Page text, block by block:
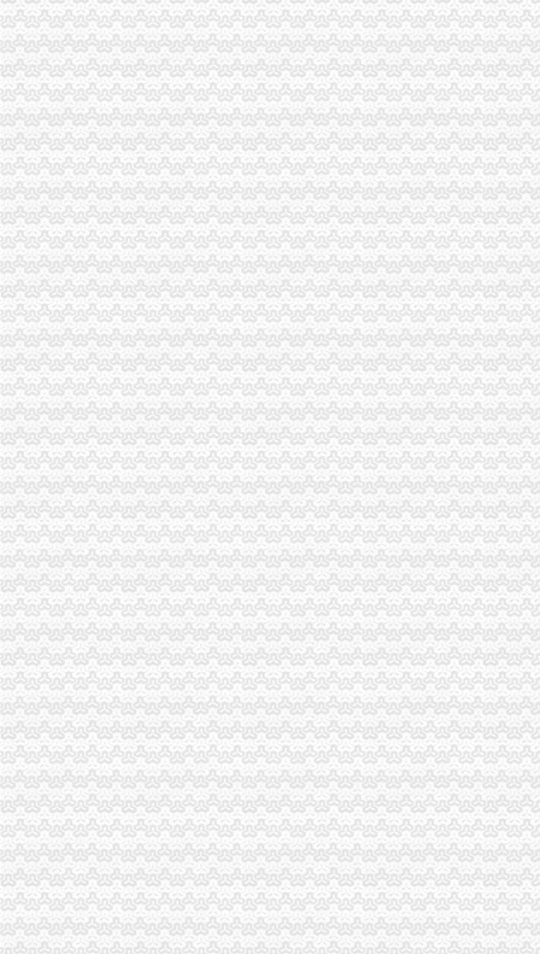
越南铁矿石_越南铁矿石进口清关服务、上海进口清关公司、海关推荐
深圳机场海关清关代理找哪家？|诺金报关公司-11经验深圳报关行
重庆报关公司
重庆三方报关有限公司报关员工资待遇（共1人分享）-职业圈
重庆三方报关有限公司--页
重庆进出口公司
重庆玖佰进出口有限公司
重庆蕾碧进出口贸易有限公司
出口许可证
货物出口许可证管理办法-
货物出口许可证管理办法
注册出口贸易公司
2008年注册的深圳市进出口贸易公司转让-家在深圳
注册进出口贸易公司的低注册资金-工商注册-香港瑞丰会计事务所
如何注册外贸公司
宝安注册外贸公司需要多长时间？办理外贸公司工商注册具体流程_深
2017如何注册一个外贸公司
外贸公司注册流程
宁波装饰公司注册流程、注册宁波外贸公司费用_一路发发B2B电子商
【佛山进出口公司注册_进出口公司注册流程_进出口公司注册代理】-
外贸公司注册资金
武汉外贸公司注册【价格,品牌,供应商】-中国制造网,武汉网通知
外贸公司注册的流程
外贸公司注册条件
易经济合作部关于调整企业申请进出口经营权的资格条件及加后期
【昆明贸易公司注册_贸易公司注册条件_国际贸易公司注册】-昆明赶
重庆代办外贸公司
中国制造,重庆外贸进出口代理商贸销售纺织品生产厂家,重庆外贸进
重庆江北区外贸公司增资代办_第1页_重庆焦点_媒体_西祠胡同
外贸公司注册要求
南京浦口外贸公司注册需要多少钱-数字英才
国际贸易公司注册的条件_律咨询百科_找网
外贸公司注册
新街口注册外贸公司安全有保障-商务服务-中国金属新闻网
2016南注册外贸公司注册资本多少好-南财务/审计/注册-南招贴网
重庆注册进出口公司
重庆共创进出口有限公司|重庆共创进出口有限公司网站